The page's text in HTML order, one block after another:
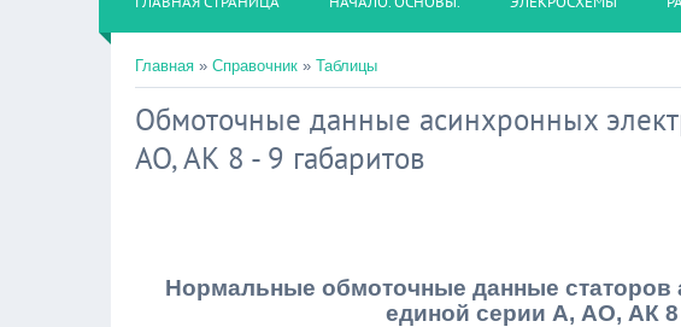
Главная » Справочник » Таблицы
Обмоточные данные асинхронных
АО, АК 8 - 9 габаритов
Нормальные обмоточные данные статоров
единой серии А, АО, АК 8